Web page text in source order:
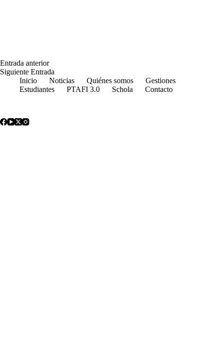
Entrada anterior
Siguiente Entrada
Inicio
Noticias Quiénes somos
Gestiones
Estudiantes
PTAFI 3.0 Schola Contacto